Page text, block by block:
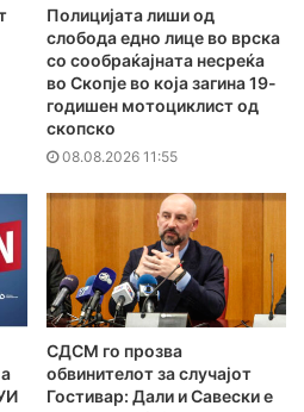
Полицијата лиши од
слобода едно лице во врска
со сообраќајната несреќа
во Скопје во која загина 19-
годишен мотоциклист од
скопско
08.08.2026 11:55
СДСМ го прозва
обвинителот за случајот
Гостивар: Дали и Савески е